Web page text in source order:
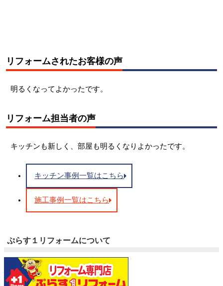
リフォームされたお客様の声
明るくなってよかったです。
リフォーム担当者の声
キッチンも新しく、部屋も明るくなりよかったです。
キッチン事例一覧はこちら
施工事例一覧はこちら
ぷらす１リフォームについて